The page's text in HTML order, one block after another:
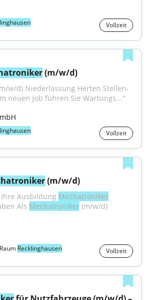
Vollzeit
(m/w/d)
w/d) Niederlassung Herten Stellen-
neuen Job führen Sie Wartungs..."
Vollzeit
(m/w/d)
Ausbildung Mechatroniker
Als Mechatroniker (m/w/d)
Recklinghausen Vollzeit